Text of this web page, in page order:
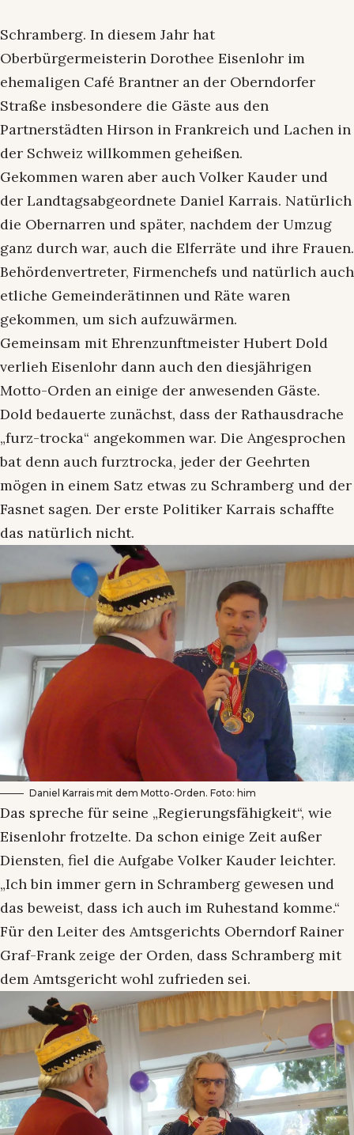
Schramberg. In diesem Jahr hat
Oberbürgermeisterin Dorothee Eisenlohr im
ehemaligen Café Brantner an der Oberndorfer
Straße insbesondere die Gäste aus den
Partnerstädten Hirson in Frankreich und Lachen in
der Schweiz willkommen geheißen.
Gekommen waren aber auch Volker Kauder und
der Landtagsabgeordnete Daniel Karrais. Natürlich
die Obernarren und später, nachdem der Umzug
ganz durch war, auch die Elferräte und ihre Frauen.
Behördenvertreter, Firmenchefs und natürlich auch
etliche Gemeinderätinnen und Räte waren
gekommen, um sich aufzuwärmen.
Gemeinsam mit Ehrenzunftmeister Hubert Dold
verlieh Eisenlohr dann auch den diesjährigen
Motto-Orden an einige der anwesenden Gäste.
Dold bedauerte zunächst, dass der Rathausdrache
„furz-trocka“ angekommen war. Die Angesprochen
bat denn auch furztrocka, jeder der Geehrten
mögen in einem Satz etwas zu Schramberg und der
Fasnet sagen. Der erste Politiker Karrais schaffte
das natürlich nicht.
Daniel Karrais mit dem Motto-Orden. Foto: him
Das spreche für seine „Regierungsfähigkeit“, wie
Eisenlohr frotzelte. Da schon einige Zeit außer
Diensten, fiel die Aufgabe Volker Kauder leichter.
„Ich bin immer gern in Schramberg gewesen und
das beweist, dass ich auch im Ruhestand komme.“
Für den Leiter des Amtsgerichts Oberndorf Rainer
Graf-Frank zeige der Orden, dass Schramberg mit
dem Amtsgericht wohl zufrieden sei.